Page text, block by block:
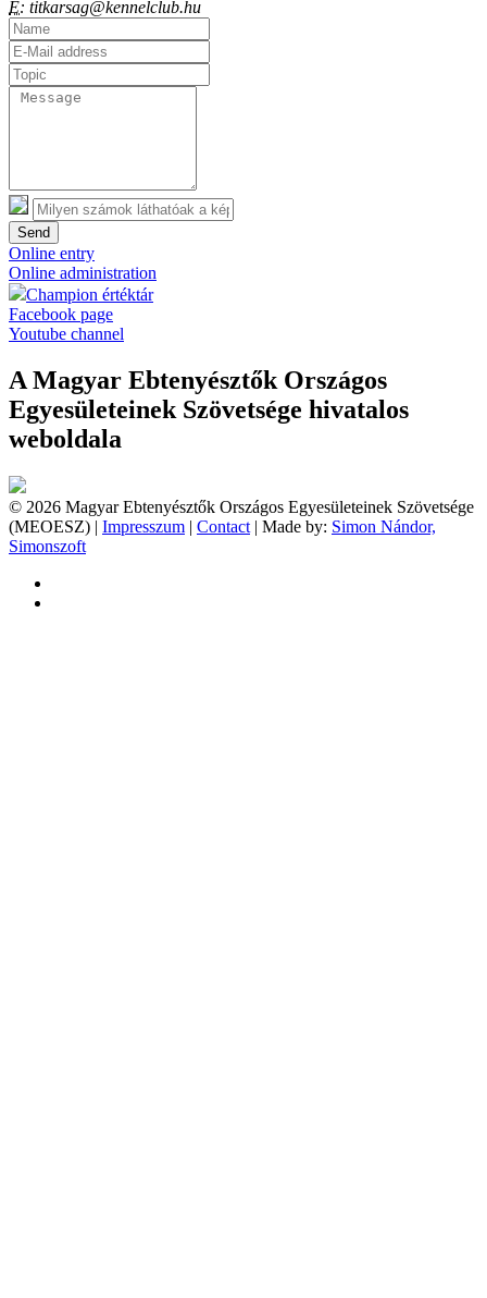
E: titkarsag@kennelclub.hu
Send
Online entry
Online administration
Champion értéktár
Facebook page
Youtube channel
A Magyar Ebtenyésztők Országos
Egyesületeinek Szövetsége hivatalos
weboldala
© 2026 Magyar Ebtenyésztők Országos Egyesületeinek Szövetsége
(MEOESZ) | Impresszum | Contact | Made by: Simon Nándor,
Simonszoft